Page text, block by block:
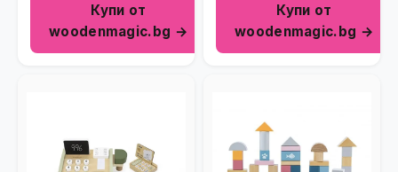
Купи от
woodenmagic.bg →
Купи от
woodenmagic.bg →